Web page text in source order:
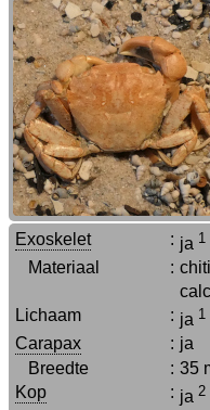
Exoskelet : ja 1
Materiaal :
Lichaam : ja 1
Carapax : ja
Breedte
: 35
Kop
: ja 2